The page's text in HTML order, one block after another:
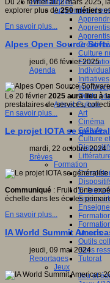
Thématiques
Apprendre et
Créativité
Culture
Initiatives
Outils
Arts et Culture
Art
Cinéma
Culture
Culture
Formation
E-
Enjeux
Mooc’s
Outils
Sites
Tutorat
Jeux
Jeu et
Du 26 février au 2 mars 2025,
explorer plus de250 métiers
En savoir plus...
Alpes Open Source
jeudi, 06 février 2025
Agenda
Le 20 février 2025 aura lieu à
prestataires de services,
En savoir plus...
Le projet IOTA se
mardi, 22 octobre 2024
Brèves
Communiqué : Fruit d’une
échelle dans les écoles
En savoir plus...
IA World Summit
jeudi, 09 mai 2024
Reportages